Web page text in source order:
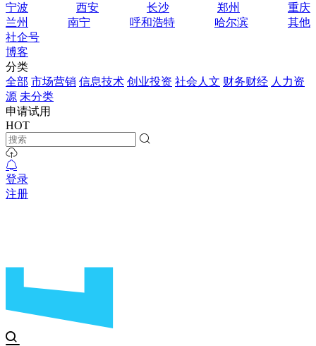
宁波
西安 长沙 郑州
重庆
兰州
南宁 呼和浩特 哈尔滨
其他
社企号
博客
分类
全部 市场营销 信息技术 创业投资 社会人文 财务财经 人力资
源 未分类
申请试用
HOT
登录
注册